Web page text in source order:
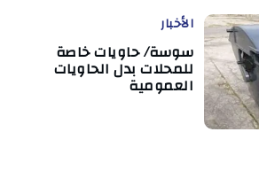
الأخبار
سوسة/ حاويات خاصة
للمحلات بدل الحاويات
العمومية